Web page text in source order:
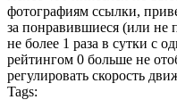
фотографиям ссылки,
за понравившиеся (или
не более 1 раза в сутки с
рейтингом 0 больше не
регулировать скорость
Tags: